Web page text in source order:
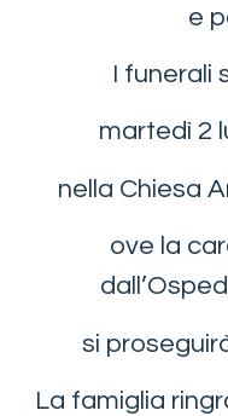
e
I funerali
martedì 2
nella Chiesa
ove la
si
La famiglia